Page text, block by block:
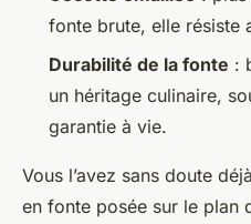
fonte brute, elle résiste
Durabilité de la fonte :
un héritage culinaire,
garantie à vie.
Vous l’avez sans doute
en fonte posée sur le plan